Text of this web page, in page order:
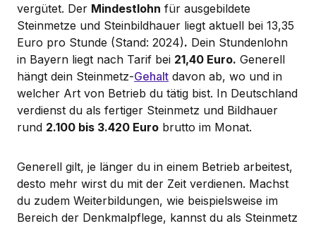
vergütet. Der Mindestlohn für ausgebildete
Steinmetze und Steinbildhauer liegt aktuell bei 13,35
Euro pro Stunde (Stand: 2024). Dein Stundenlohn
in Bayern liegt nach Tarif bei 21,40 Euro. Generell
hängt dein Steinmetz-Gehalt davon ab, wo und in
welcher Art von Betrieb du tätig bist. In Deutschland
verdienst du als fertiger Steinmetz und Bildhauer
rund 2.100 bis 3.420 Euro brutto im Monat.
Generell gilt, je länger du in einem Betrieb arbeitest,
desto mehr wirst du mit der Zeit verdienen. Machst
du zudem Weiterbildungen, wie beispielsweise im
Bereich der Denkmalpflege, kannst du als Steinmetz